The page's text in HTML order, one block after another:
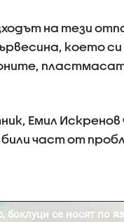
на тези
което
Емил
част от